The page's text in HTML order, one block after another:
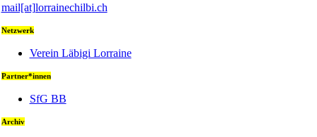
mail[at]lorrainechilbi.ch
Netzwerk
Verein Läbigi Lorraine
Partner*innen
SfG BB
Archiv